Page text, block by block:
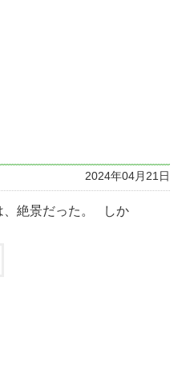
2024年04月21日
、絶景だった。 しか